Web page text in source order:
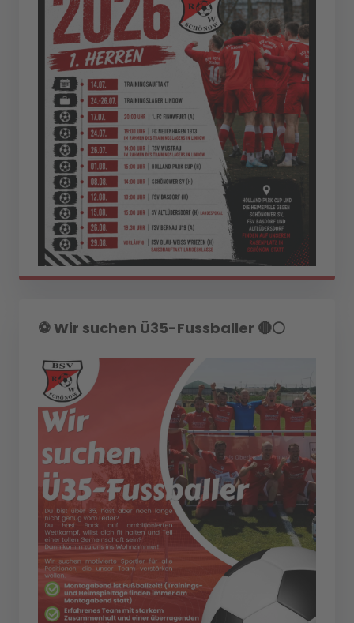
⚽️ Wir suchen Ü35-Fussballer 🔴⚪️